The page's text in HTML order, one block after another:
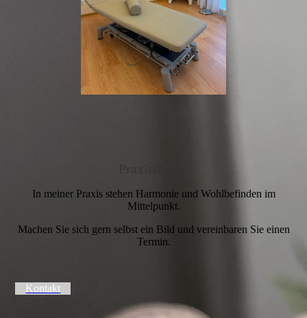
In meiner Praxis stehen Harmonie und Wohlbefinden im
Mittelpunkt.
Machen Sie sich gern selbst ein Bild und vereinbaren Sie einen
Termin.
Kontakt